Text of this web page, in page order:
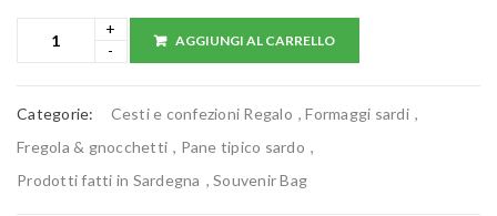
AGGIUNGI AL CARRELLO
Categorie: Cesti e confezioni Regalo ,Formaggi sardi ,
Fregola & gnocchetti , Pane tipico sardo ,
Prodotti fatti in Sardegna , Souvenir Bag